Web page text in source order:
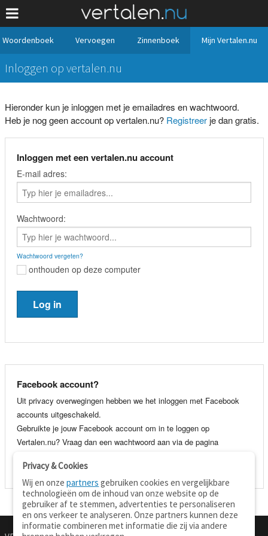
Woordenboek Vervoegen Zinnenboek Mijn Vertalen.nu
Inloggen op vertalen.nu
Hieronder kun je inloggen met je emailadres en wachtwoord.
Heb je nog geen account op vertalen.nu? Registreerje dan gratis.
Inloggen met een vertalen.nu account
E-mail adres:
Wachtwoord:
Wachtwoord vergeten?
onthouden op deze computer
Facebook account?
Uit privacy overwegingen hebben we het inloggen met Facebook
accounts uitgeschakeld.
Gebruikte je jouw Facebook account om in te loggen op
Vertalen.nu? Vraag dan een wachtwoord aan via de pagina
je e-mail adres en wachtwoord.
Privacy & Cookies
Wij en onzepartners gebruiken cookies en vergelijkbare
technologieën om de inhoud van onze website op de
gebruiker af te stemmen, advertenties te personaliseren
en ons verkeer te analyseren. Onze partners kunnen deze
informatie combineren met informatie die zij via andere